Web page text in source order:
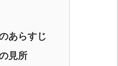
あらすじ
見所